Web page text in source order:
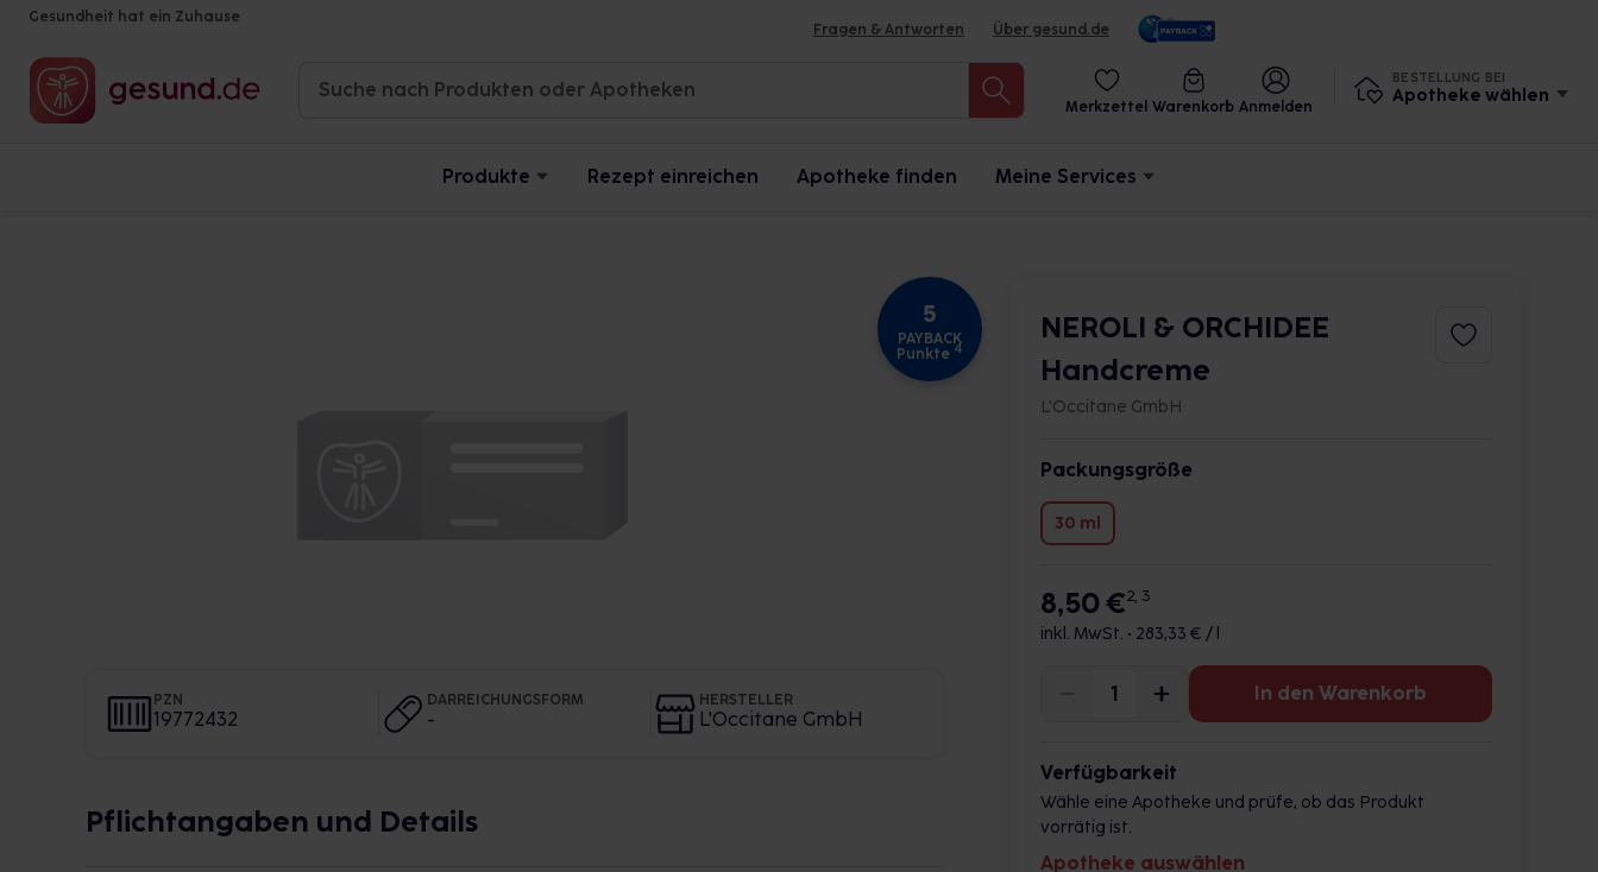
Gesundheit hat ein Zuhause
Fragen & Antworten Über gesund.de
Merkzettel Warenkorb Anmelden
BESTELLUNG BEI
Apotheke wählen
Produkte Rezept einreichen Apotheke finden Meine Services
5
PAYBACK
Punkte 4
PZN
19772432
DARREICHUNGSFORM
-
HERSTELLER
L'Occitane GmbH
Pflichtangaben und Details
NEROLI & ORCHIDEE
Handcreme
L'Occitane GmbH
Packungsgröße
30 ml
8,50 €2, 3
inkl. MwSt. • 283,33 € / l
In den Warenkorb
Verfügbarkeit
Wähle eine Apotheke und prüfe, ob das Produkt
vorrätig ist.
Apotheke auswählen